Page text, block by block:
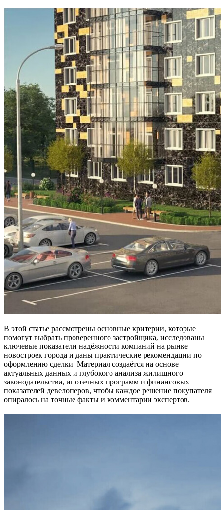
В этой статье рассмотрены основные критерии, которые
помогут выбрать проверенного застройщика, исследованы
ключевые показатели надёжности компаний на рынке
новостроек города и даны практические рекомендации по
оформлению сделки. Материал создаётся на основе
актуальных данных и глубокого анализа жилищного
законодательства, ипотечных программ и финансовых
показателей девелоперов, чтобы каждое решение покупателя
опиралось на точные факты и комментарии экспертов.